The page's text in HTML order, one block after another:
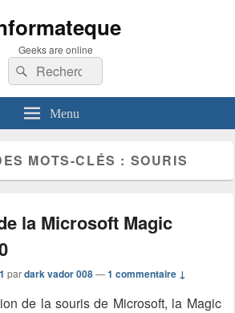
Geeks are online
Recherche :
Rechercher
Menu
MOTS-CLÉS : SOURIS
la Microsoft Magic
pardark vador 008 —1 commentaire ↓
de la souris de Microsoft, la Magic